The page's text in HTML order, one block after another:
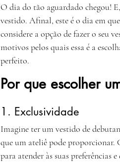
O dia do tão aguardado chegou!
vestido. Afinal, este é o dia em
considere a opção de fazer o seu
motivos pelos quais essa é a
perfeito.
Por que escolher
1. Exclusividade
Imagine ter um vestido de
que um ateliê pode proporcionar.
para atender às suas preferências